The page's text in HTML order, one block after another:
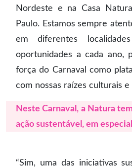
Nordeste e na Casa
Paulo. Estamos sempre
em diferentes
oportunidades a cada ano,
força do Carnaval como
com nossas raízes culturais e
Neste Carnaval, a Natura
ação sustentável, em
“Sim, uma das iniciativas